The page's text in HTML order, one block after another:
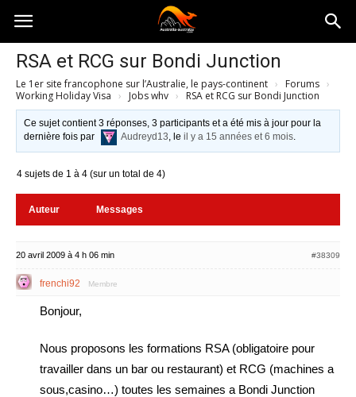
Australia-
australie.com
RSA et RCG sur Bondi Junction
Le 1er site francophone sur l’Australie, le pays-continent › Forums ›
Working Holiday Visa › Jobs whv › RSA et RCG sur Bondi Junction
Ce sujet contient 3 réponses, 3 participants et a été mis à jour pour la
dernière fois par
Audreyd13, leil y a 15 années et 6 mois.
4 sujets de 1 à 4 (sur un total de 4)
Auteur Messages
20 avril 2009 à 4 h 06 min #38309
frenchi92 Membre
Bonjour,
Nous proposons les formations RSA (obligatoire pour
travailler dans un bar ou restaurant) et RCG (machines a
sous,casino…) toutes les semaines a Bondi Junction